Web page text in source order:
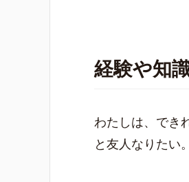
経験や知
わたしは、でき
と友人なりたい。